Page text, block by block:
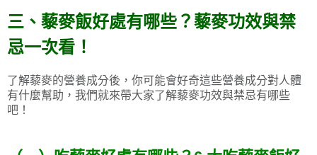
三、藜麥飯好處有哪些？藜麥功效與禁
忌一次看！
了解藜麥的營養成分後，你可能會好奇這些營養成分對人體
有什麼幫助，我們就來帶大家了解藜麥功效與禁忌有哪些
吧！